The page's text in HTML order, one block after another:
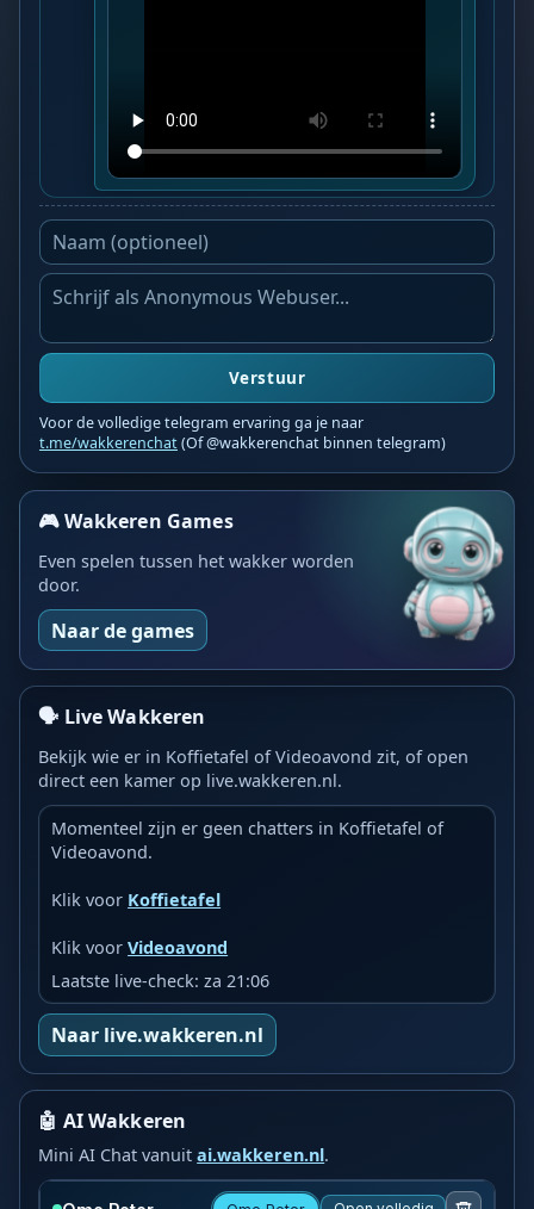
Verstuur
Voor de volledige telegram ervaring ga je naar
t.me/wakkerenchat(Of @wakkerenchat binnen telegram)
🎮 Wakkeren Games
Even spelen tussen het wakker worden
door.
Naar de games
🗣️ Live Wakkeren
Bekijk wie er in Koffietafel of Videoavond zit, of open
direct een kamer op live.wakkeren.nl.
Momenteel zijn er geen chatters in Koffietafel of
Videoavond.
Klik voor Koffietafel
Klik voorVideoavond
Laatste live-check: za 21:06
Naar live.wakkeren.nl
🤖 AI Wakkeren
Mini AI Chat vanuitai.wakkeren.nl.